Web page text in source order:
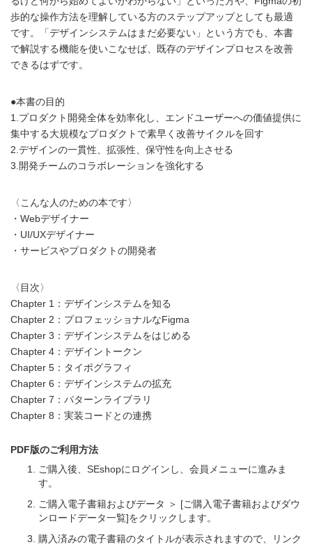
歩的な操作方法を理解している方のステップアップとしても最適
です。「デザインシステムはまだ必要ない」という方でも、本書
で解説する機能を使いこなせば、既存のデザインプロセスを改善
できるはずです。
●本書の目的
1.プロダクト開発全体を効率化し、エンドユーザーへの価値提供に
集中する大規模なプロダクトで素早く改善サイクルを回す
2.デザインの一貫性、拡張性、保守性を向上させる
3.開発チームのコラボレーションを強化する
〈こんな人のための本です〉
・Webデザイナー
・UI/UXデザイナー
・サービスやプロダクトの開発者
〈目次〉
Chapter 1：デザインシステムを知る
Chapter 2：プロフェッショナルなFigma
Chapter 3：デザインシステムをはじめる
Chapter 4：デザイントークン
Chapter 5：タイポグラフィ
Chapter 6：デザインシステムの拡充
Chapter 7：パターンライブラリ
Chapter 8：実装コードとの連携
PDF版のご利用方法
ご購入後、SEshopにログインし、会員メニューに進みま
す。
ご購入電子書籍およびデータ ＞ [ご購入電子書籍およびダウ
ンロードデータ一覧]をクリックします。
購入済みの電子書籍のタイトルが表示されますので、リンク